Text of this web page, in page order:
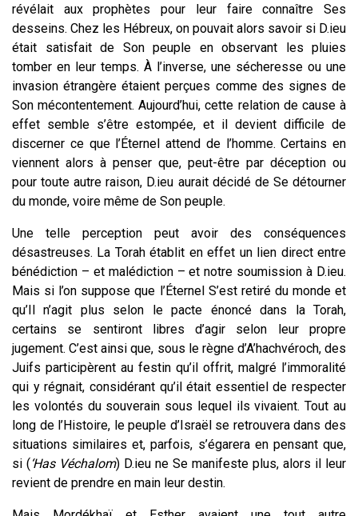
révélait aux prophètes pour leur faire connaître Ses
desseins. Chez les Hébreux, on pouvait alors savoir si D.ieu
était satisfait de Son peuple en observant les pluies
tomber en leur temps. À l’inverse, une sécheresse ou une
invasion étrangère étaient perçues comme des signes de
Son mécontentement. Aujourd’hui, cette relation de cause à
effet semble s’être estompée, et il devient difficile de
discerner ce que l’Éternel attend de l’homme. Certains en
viennent alors à penser que, peut-être par déception ou
pour toute autre raison, D.ieu aurait décidé de Se détourner
du monde, voire même de Son peuple.
Une telle perception peut avoir des conséquences
désastreuses. La Torah établit en effet un lien direct entre
bénédiction – et malédiction – et notre soumission à D.ieu.
Mais si l’on suppose que l’Éternel S’est retiré du monde et
qu’Il n’agit plus selon le pacte énoncé dans la Torah,
certains se sentiront libres d’agir selon leur propre
jugement. C’est ainsi que, sous le règne d’A’hachvéroch, des
Juifs participèrent au festin qu’il offrit, malgré l’immoralité
qui y régnait, considérant qu’il était essentiel de respecter
les volontés du souverain sous lequel ils vivaient. Tout au
long de l’Histoire, le peuple d’Israël se retrouvera dans des
situations similaires et, parfois, s’égarera en pensant que,
si (‘Has Véchalom) D.ieu ne Se manifeste plus, alors il leur
revient de prendre en main leur destin.